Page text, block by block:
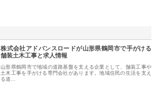
株式会社アドバンスロードが山形県鶴岡市で手がける
舗装土木工事と求人情報
山形県鶴岡市で地域の道路基盤を支える企業として、舗装工事や
土木工事を手がける専門会社があります。地域住民の生活を支え
る道…